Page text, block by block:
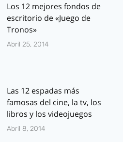
Los 12 mejores fondos de
escritorio de «Juego de
Tronos»
Abril 25, 2014
Las 12 espadas más
famosas del cine, la tv, los
libros y los videojuegos
Abril 8, 2014